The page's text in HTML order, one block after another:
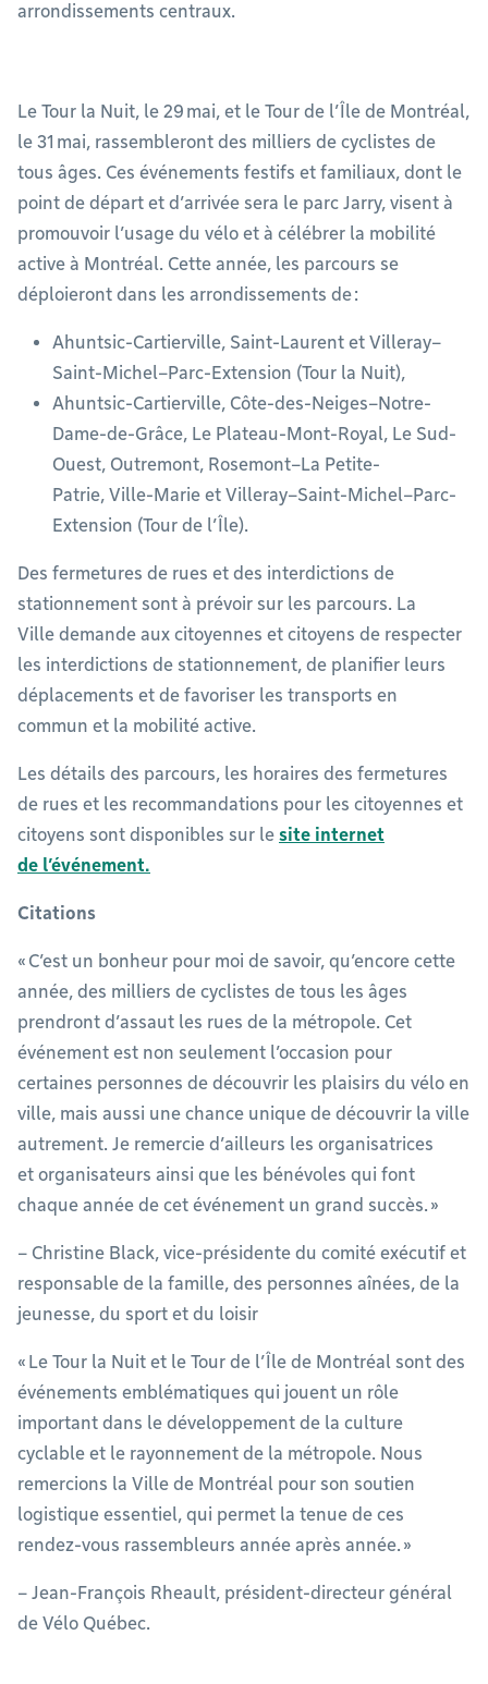
arrondissements centraux.
Le Tour la Nuit, le 29 mai, et le Tour de l’Île de Montréal,
le 31 mai, rassembleront des milliers de cyclistes de
tous âges. Ces événements festifs et familiaux, dont le
point de départ et d’arrivée sera le parc Jarry, visent à
promouvoir l’usage du vélo et à célébrer la mobilité
active à Montréal. Cette année, les parcours se
déploieront dans les arrondissements de :
Ahuntsic-Cartierville, Saint-Laurent et Villeray–
Saint-Michel–Parc-Extension (Tour la Nuit),
Ahuntsic-Cartierville, Côte-des-Neiges–Notre-
Dame-de-Grâce, Le Plateau-Mont-Royal, Le Sud-
Ouest, Outremont, Rosemont–La Petite-
Patrie, Ville-Marie et Villeray–Saint-Michel–Parc-
Extension (Tour de l’Île).
Des fermetures de rues et des interdictions de
stationnement sont à prévoir sur les parcours. La
Ville demande aux citoyennes et citoyens de respecter
les interdictions de stationnement, de planifier leurs
déplacements et de favoriser les transports en
commun et la mobilité active.
Les détails des parcours, les horaires des fermetures
de rues et les recommandations pour les citoyennes et
citoyens sont disponibles sur le site internet
de l’événement.
Citations
« C’est un bonheur pour moi de savoir, qu’encore cette
année, des milliers de cyclistes de tous les âges
prendront d’assaut les rues de la métropole. Cet
événement est non seulement l’occasion pour
certaines personnes de découvrir les plaisirs du vélo en
ville, mais aussi une chance unique de découvrir la ville
autrement. Je remercie d’ailleurs les organisatrices
et organisateurs ainsi que les bénévoles qui font
chaque année de cet événement un grand succès. »
– Christine Black, vice-présidente du comité exécutif et
responsable de la famille, des personnes aînées, de la
jeunesse, du sport et du loisir
« Le Tour la Nuit et le Tour de l’Île de Montréal sont des
événements emblématiques qui jouent un rôle
important dans le développement de la culture
cyclable et le rayonnement de la métropole. Nous
remercions la Ville de Montréal pour son soutien
logistique essentiel, qui permet la tenue de ces
rendez-vous rassembleurs année après année. »
– Jean-François Rheault, président-directeur général
de Vélo Québec.